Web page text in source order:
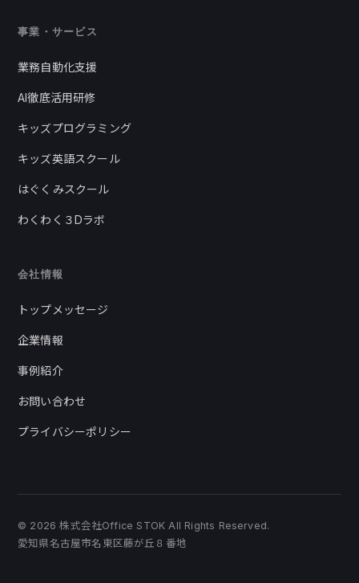
事業・サービス
業務自動化支援
AI徹底活用研修
キッズプログラミング
キッズ英語スクール
はぐくみスクール
わくわく３Dラボ
会社情報
トップメッセージ
企業情報
事例紹介
お問い合わせ
プライバシーポリシー
© 2026 株式会社Office STOK All Rights Reserved.
愛知県名古屋市名東区藤が丘８番地